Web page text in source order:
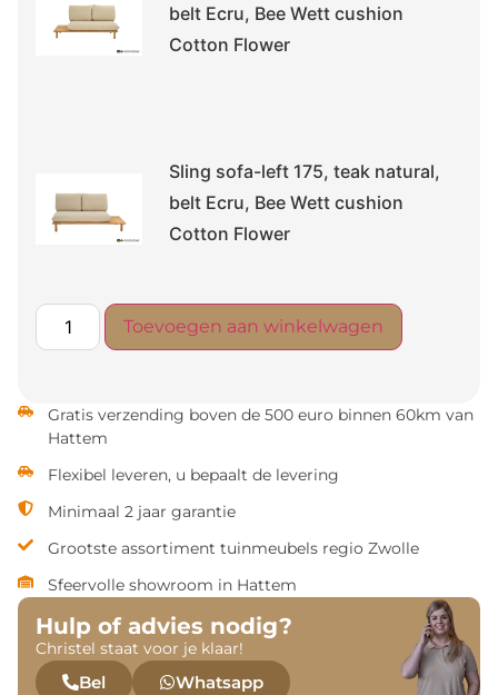
belt Ecru, Bee Wett cushion
Cotton Flower
Sling sofa-left 175, teak natural,
belt Ecru, Bee Wett cushion
Cotton Flower
Toevoegen aan winkelwagen
Gratis verzending boven de 500 euro binnen 60km van
Hattem
Flexibel leveren, u bepaalt de levering
Minimaal 2 jaar garantie
Grootste assortiment tuinmeubels regio Zwolle
Sfeervolle showroom in Hattem
Hulp of advies nodig?
Christel staat voor je klaar!
Bel Whatsapp